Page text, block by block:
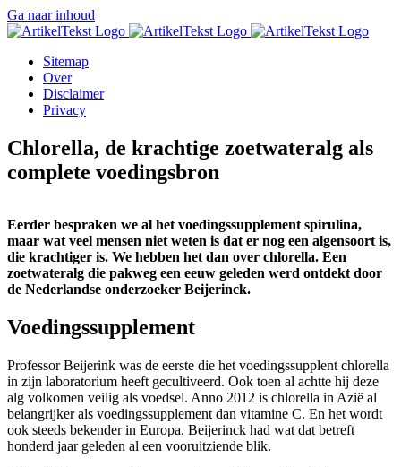
Ga naar inhoud
Sitemap
Over
Disclaimer
Privacy
Chlorella, de krachtige zoetwateralg als
complete voedingsbron
Eerder bespraken we al het voedingssupplement spirulina,
maar wat veel mensen niet weten is dat er nog een algensoort is,
die krachtiger is. We hebben het dan over chlorella. Een
zoetwateralg die pakweg een eeuw geleden werd ontdekt door
de Nederlandse onderzoeker Beijerinck.
Voedingssupplement
Professor Beijerink was de eerste die het voedingssupplent chlorella
in zijn laboratorium heeft gecultiveerd. Ook toen al achtte hij deze
alg volkomen veilig als voedsel. Anno 2012 is chlorella in Azië al
belangrijker als voedingssupplement dan vitamine C. En het wordt
ook steeds bekender in Europa. Beijerinck had wat dat betreft
honderd jaar geleden al een vooruitziende blik.